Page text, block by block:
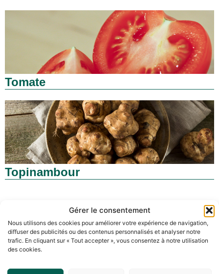
Gérer le consentement
Nous utilisons des cookies pour améliorer votre expérience de navigation,
diffuser des publicités ou des contenus personnalisés et analyser notre
trafic. En cliquant sur « Tout accepter », vous consentez à notre utilisation
des cookies.
Tomate
Topinambour